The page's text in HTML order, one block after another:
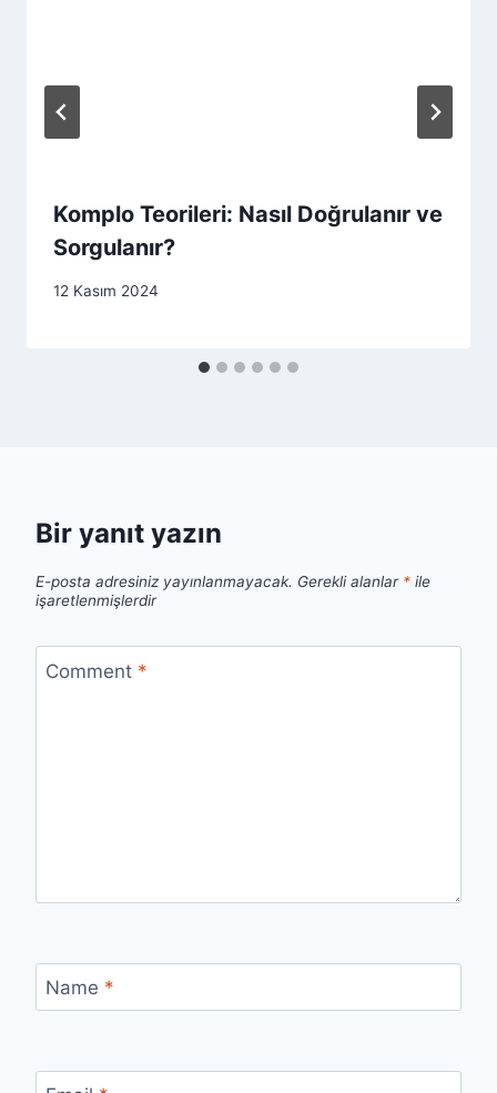
Komplo Teorileri: Nasıl Doğrulanır ve
Sorgulanır?
12 Kasım 2024
Bir yanıt yazın
E-posta adresiniz yayınlanmayacak. Gerekli alanlar * ile
işaretlenmişlerdir
Comment *
Name *